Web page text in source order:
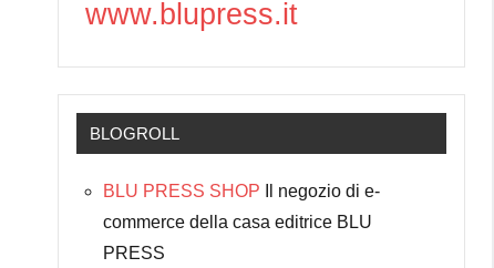
www.blupress.it
BLOGROLL
BLU PRESS SHOP Il negozio di e-
commerce della casa editrice BLU
PRESS